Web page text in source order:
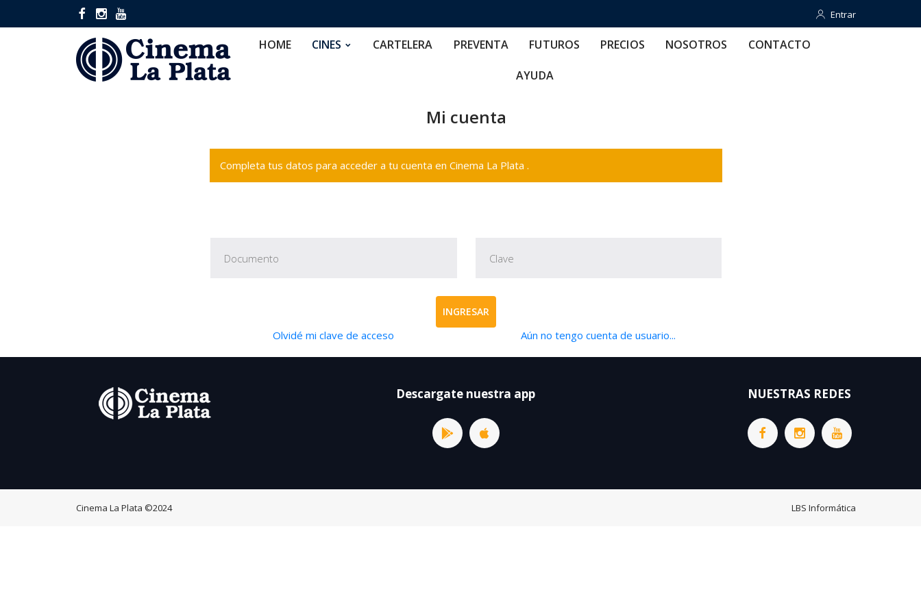
Entrar
Entrar
HOME CINES CARTELERA PREVENTA FUTUROS PRECIOS NOSOTROS CONTACTO
AYUDA
Mi cuenta
Completa tus datos para acceder a tu cuenta en Cinema La Plata .
INGRESAR
Olvidé mi clave de acceso Aún no tengo cuenta de usuario...
Descargate nuestra app NUESTRAS REDES
Cinema La Plata ©2024 LBS Informática